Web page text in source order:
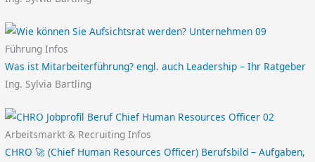
Führung Infos
Was ist Mitarbeiterführung? engl. auch Leadership – Ihr Ratgeber
Ing. Sylvia Bartling
Arbeitsmarkt & Recruiting Infos
CHRO 🚀 (Chief Human Resources Officer) Berufsbild – Aufgaben,